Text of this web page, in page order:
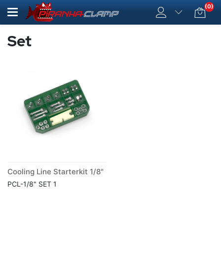
(0)
Set
Cooling Line Starterkit 1/8"
PCL-1/8" SET 1